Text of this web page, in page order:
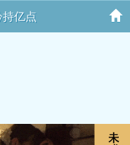
亿点